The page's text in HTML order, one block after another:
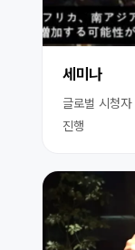
세미나
글로벌 시청
진행